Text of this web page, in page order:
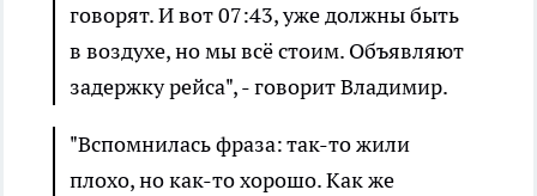
говорят. И вот 07:43, уже должны быть
в воздухе, но мы всё стоим. Объявляют
задержку рейса", - говорит Владимир.
"Вспомнилась фраза: так-то жили
плохо, но как-то хорошо. Как же